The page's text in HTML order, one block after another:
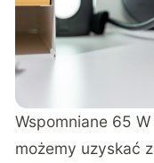
Wspomniane 65
możemy uzyskać